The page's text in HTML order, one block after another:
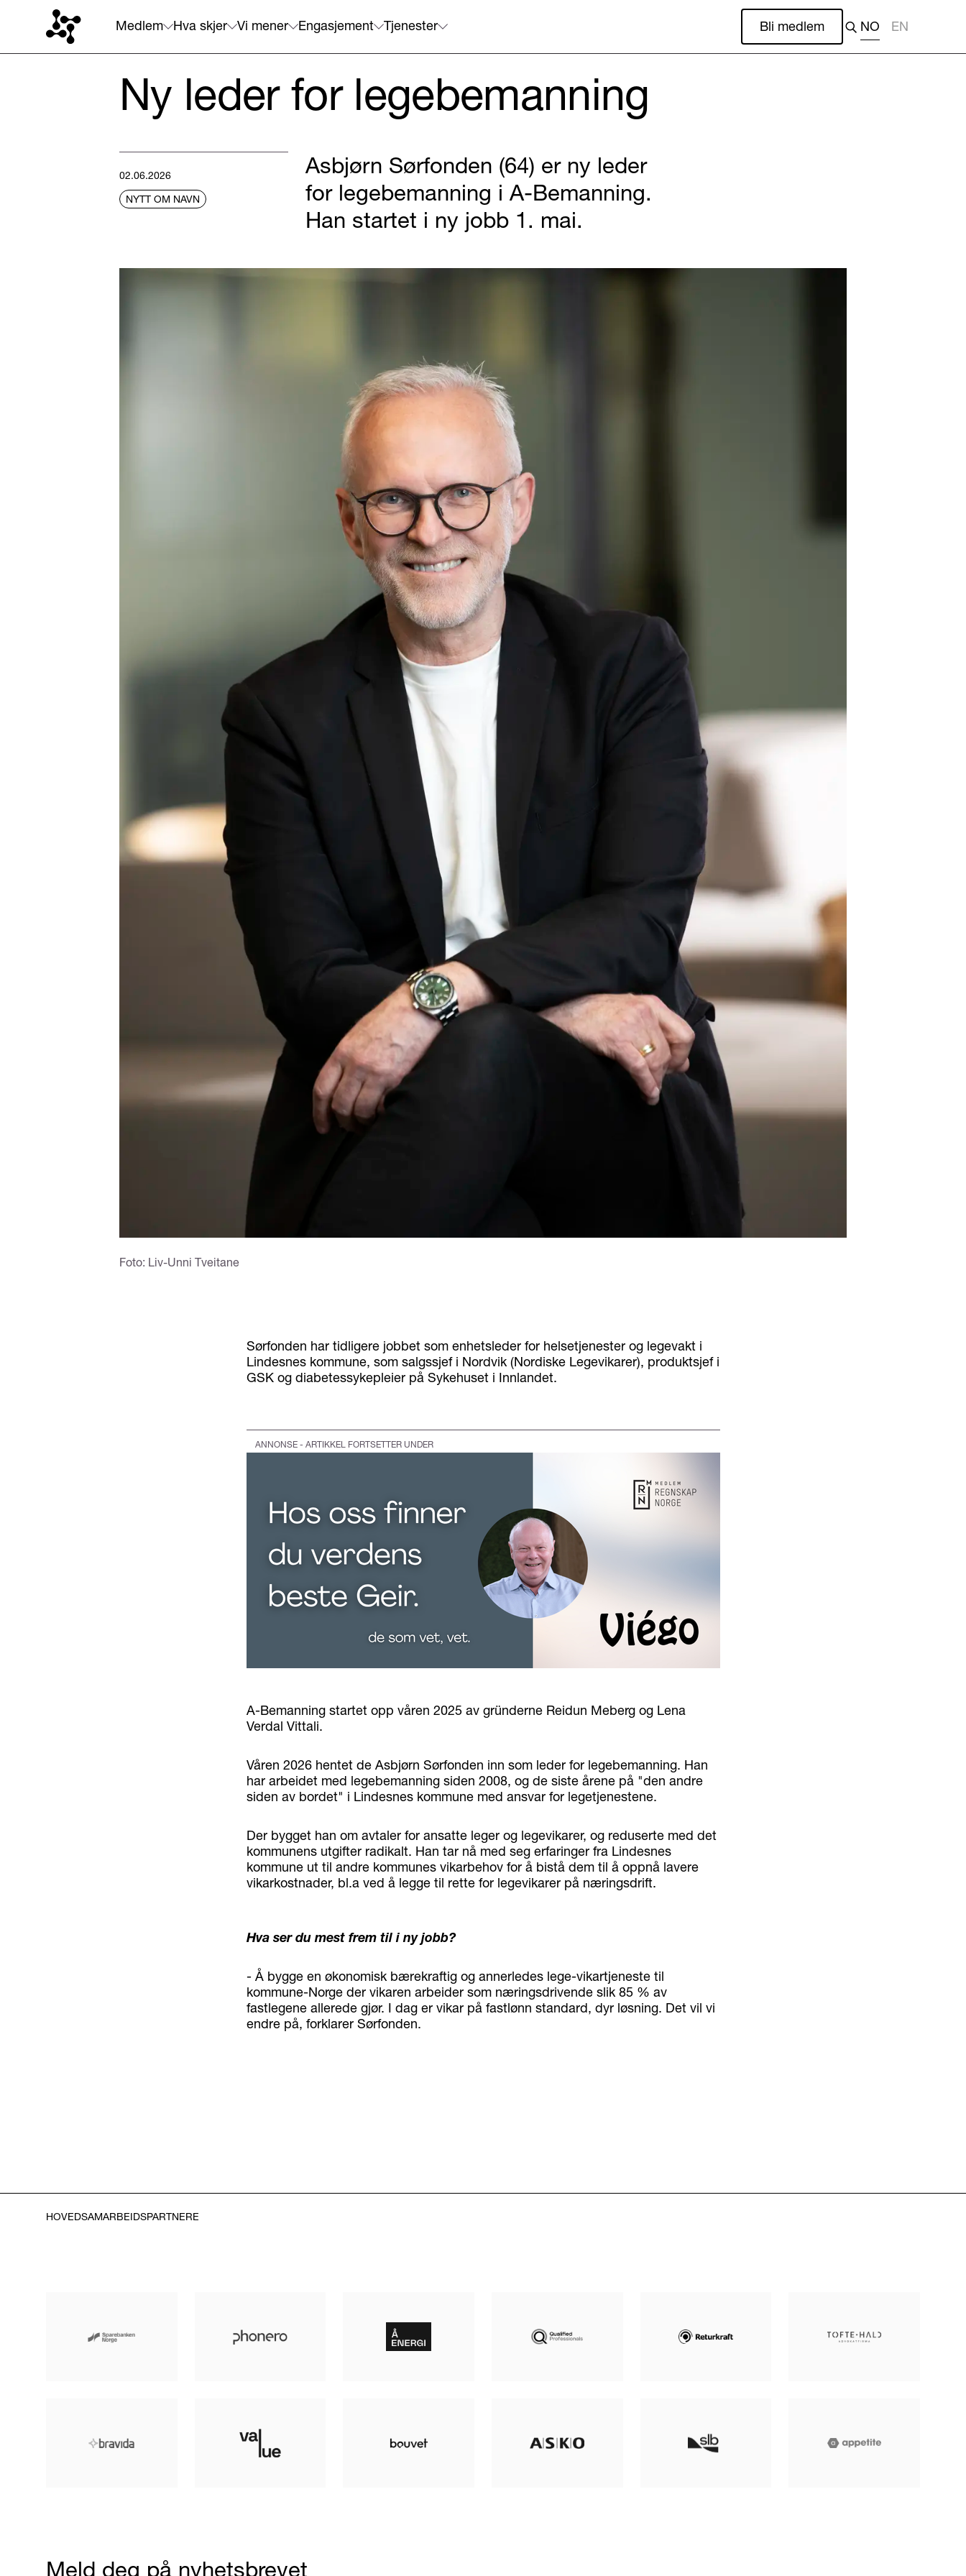
Medlem Hva skjer Vi mener Engasjement Tjenester Bli medlem NO EN
Ny leder for legebemanning
02.06.2026
NYTT OM NAVN
Asbjørn Sørfonden (64) er ny leder
for legebemanning i A-Bemanning.
Han startet i ny jobb 1. mai.
Foto: Liv-Unni Tveitane
Sørfonden har tidligere jobbet som enhetsleder for helsetjenester og legevakt i
Lindesnes kommune, som salgssjef i Nordvik (Nordiske Legevikarer), produktsjef i
GSK og diabetessykepleier på Sykehuset i Innlandet.
ANNONSE - ARTIKKEL FORTSETTER UNDER
A-Bemanning startet opp våren 2025 av gründerne Reidun Meberg og Lena
Verdal Vittali.
Våren 2026 hentet de Asbjørn Sørfonden inn som leder for legebemanning. Han
har arbeidet med legebemanning siden 2008, og de siste årene på "den andre
siden av bordet" i Lindesnes kommune med ansvar for legetjenestene.
Der bygget han om avtaler for ansatte leger og legevikarer, og reduserte med det
kommunens utgifter radikalt. Han tar nå med seg erfaringer fra Lindesnes
kommune ut til andre kommunes vikarbehov for å bistå dem til å oppnå lavere
vikarkostnader, bl.a ved å legge til rette for legevikarer på næringsdrift.
Hva ser du mest frem til i ny jobb?
- Å bygge en økonomisk bærekraftig og annerledes lege-vikartjeneste til
kommune-Norge der vikaren arbeider som næringsdrivende slik 85 % av
fastlegene allerede gjør. I dag er vikar på fastlønn standard, dyr løsning. Det vil vi
endre på, forklarer Sørfonden.
HOVEDSAMARBEIDSPARTNERE
Meld deg på nyhetsbrevet